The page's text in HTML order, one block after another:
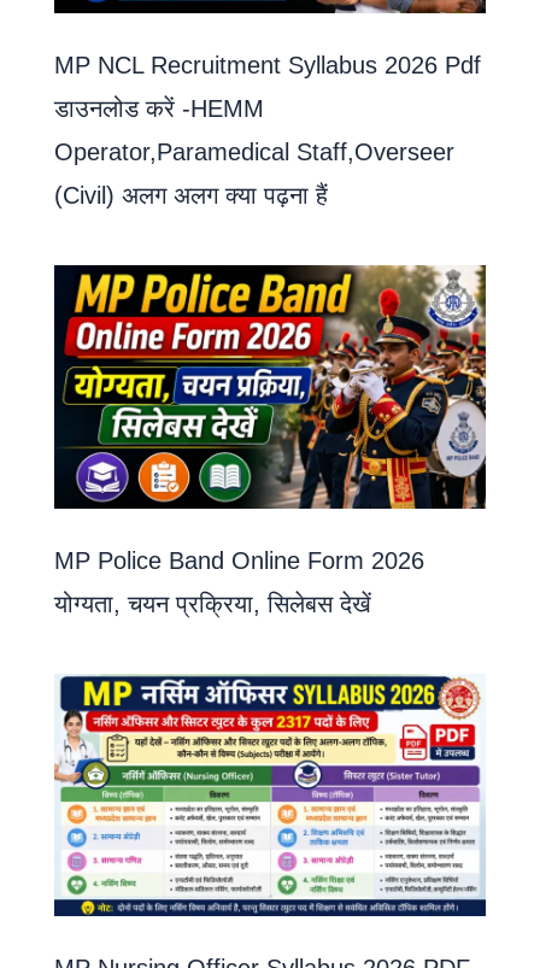
MP NCL Recruitment Syllabus 2026 Pdf
डाउनलोड करें -HEMM
Operator,Paramedical Staff,Overseer
(Civil) अलग अलग क्या पढ़ना हैं
MP Police Band Online Form 2026
योग्यता, चयन प्रक्रिया, सिलेबस देखें